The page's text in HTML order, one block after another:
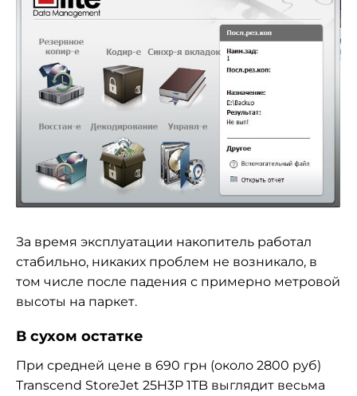
За время эксплуатации накопитель работал
стабильно, никаких проблем не возникало, в
том числе после падения с примерно метровой
высоты на паркет.
В сухом остатке
При средней цене в 690 грн (около 2800 руб)
Transcend StoreJet 25H3P 1TB выглядит весьма